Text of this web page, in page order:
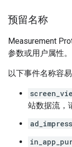
预留名称
Measurement
参数或用户属性。
以下事件名称容易
站数据流，